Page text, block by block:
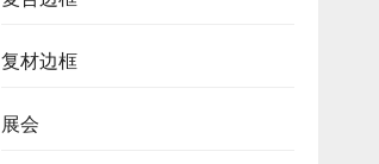
复材边框
展会